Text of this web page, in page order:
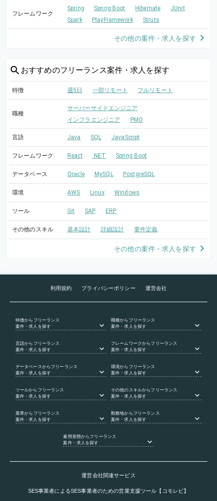
フレームワーク
Spring Spring Boot Hibernate
JUnit
Spark
PlayFramework Struts
その他の案件・求人を探す
おすすめのフリーランス案件・求人を探す
特徴 週5日 一部リモート フルリモート
職種
サーバーサイドエンジニア
インフラエンジニア
PMO
言語 Java SQL JavaScript
フレームワーク React .NET Spring Boot
データベース Oracle MySQL PostgreSQL
環境 AWS Linux Windows
ツール Git SAP ERP
その他のスキル 基本設計 詳細設計 要件定義
その他の案件・求人を探す
利用規約 プライバシーポリシー 運営会社
特徴からフリーランス
案件・求人を探す
職種からフリーランス
案件・求人を探す
言語からフリーランス
案件・求人を探す
フレームワークからフリーランス
案件・求人を探す
データベース からフリーランス
案件・求人を探す
環境からフリーランス
案件・求人を探す
ツールからフリーランス
案件・求人を探す
その他のスキルからフリーランス
案件・求人を探す
業界からフリーランス
案件・求人を探す
勤務地からフリーランス
案件・求人を探す
雇用形態からフリーランス
案件・求人を探す
運営会社関連サービス
SES事業者によるSES事業者のための営業支援ツール【コモレビ】